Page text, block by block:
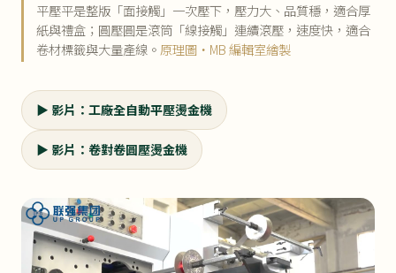
平壓平是整版「面接觸」一次壓下，壓力大、品質穩，適合厚
紙與禮盒；圓壓圓是滾筒「線接觸」連續滾壓，速度快，適合
卷材標籤與大量產線。 原理圖・MB 編輯室繪製
▶ 影片：工廠全自動平壓燙金機
▶ 影片：卷對卷圓壓燙金機